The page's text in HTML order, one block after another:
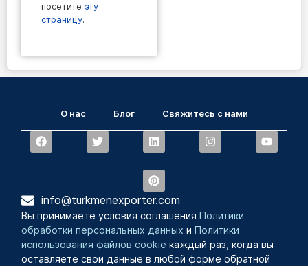
посетите эту
страницу.
О нас Блог Свяжитесь с нами
info@turkmenexporter.com
Вы принимаете условия соглашенияПолитики
обработки персональных данных иПолитики
использования файлов cookie каждый раз, когда вы
оставляете свои данные в любой форме обратной